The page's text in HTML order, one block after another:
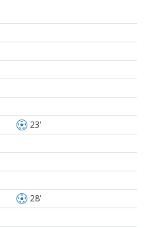
23'
28'